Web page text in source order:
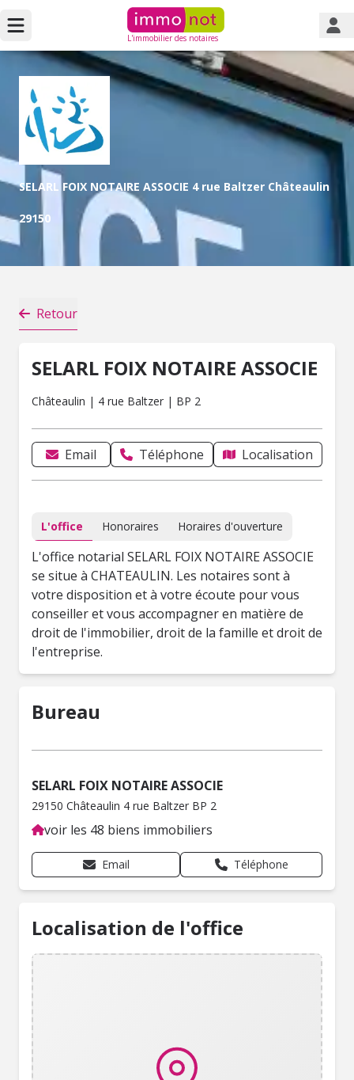
L'immobilier des notaires
SELARL FOIX NOTAIRE ASSOCIE 4 rue Baltzer Châteaulin
29150
Retour
SELARL FOIX NOTAIRE ASSOCIE
Châteaulin | 4 rue Baltzer | BP 2
Email Téléphone Localisation
L'office Honoraires Horaires d'ouverture
L'office notarial SELARL FOIX NOTAIRE ASSOCIE
se situe à CHATEAULIN. Les notaires sont à
votre disposition et à votre écoute pour vous
conseiller et vous accompagner en matière de
droit de l'immobilier, droit de la famille et droit de
l'entreprise.
Bureau
SELARL FOIX NOTAIRE ASSOCIE
29150 Châteaulin 4 rue Baltzer BP 2
voir les 48 biens immobiliers
Email Téléphone
Localisation de l'office